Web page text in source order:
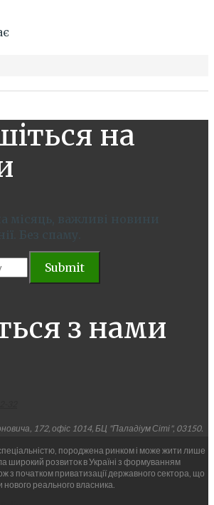
на
місяць, важливі новини
Без спаму.
з нами
172, офіс 1014, БЦ "Паладіум Сіті", 03150.
породжена ринком і може жити лише
широкий розвиток в Україні з формуванням
з початком приватизації державного сектора, що
реального власника.